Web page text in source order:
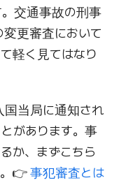
交通事故の刑事
更審査において
軽く見てはなり
当局に通知され
があります。事
か、まずこちら
👉事犯審査とは